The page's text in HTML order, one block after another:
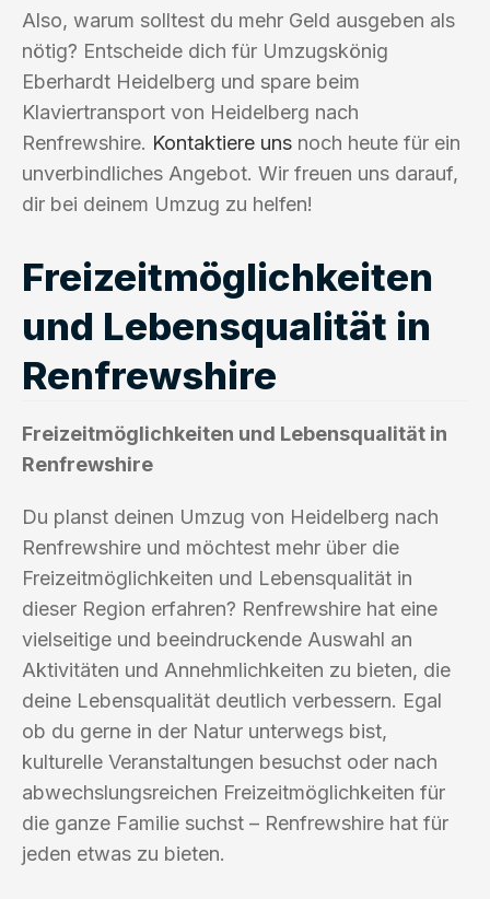
Also, warum solltest du mehr Geld ausgeben als
nötig? Entscheide dich für Umzugskönig
Eberhardt Heidelberg und spare beim
Klaviertransport von Heidelberg nach
Renfrewshire. Kontaktiere uns noch heute für ein
unverbindliches Angebot. Wir freuen uns darauf,
dir bei deinem Umzug zu helfen!
Freizeitmöglichkeiten
und Lebensqualität in
Renfrewshire
Freizeitmöglichkeiten und Lebensqualität in
Renfrewshire
Du planst deinen Umzug von Heidelberg nach
Renfrewshire und möchtest mehr über die
Freizeitmöglichkeiten und Lebensqualität in
dieser Region erfahren? Renfrewshire hat eine
vielseitige und beeindruckende Auswahl an
Aktivitäten und Annehmlichkeiten zu bieten, die
deine Lebensqualität deutlich verbessern. Egal
ob du gerne in der Natur unterwegs bist,
kulturelle Veranstaltungen besuchst oder nach
abwechslungsreichen Freizeitmöglichkeiten für
die ganze Familie suchst – Renfrewshire hat für
jeden etwas zu bieten.